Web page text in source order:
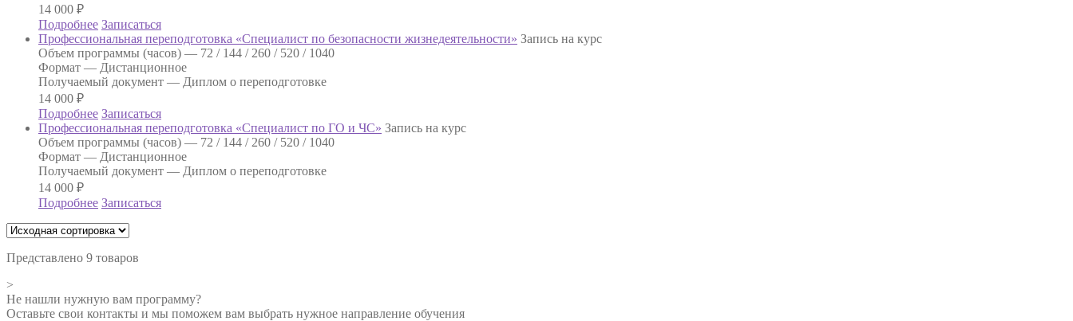
14 000 ₽
Подробнее Записаться
Профессиональная переподготовка «Специалист по безопасности жизнедеятельности» Запись на курс
Объем программы (часов) — 72 / 144 / 260 / 520 / 1040
Формат — Дистанционное
Получаемый документ — Диплом о переподготовке
14 000 ₽
Подробнее Записаться
Профессиональная переподготовка «Специалист по ГО и ЧС» Запись на курс
Объем программы (часов) — 72 / 144 / 260 / 520 / 1040
Формат — Дистанционное
Получаемый документ — Диплом о переподготовке
14 000 ₽
Подробнее Записаться
Представлено 9 товаров
>
Не нашли нужную вам программу?
Оставьте свои контакты и мы поможем вам выбрать нужное направление обучения